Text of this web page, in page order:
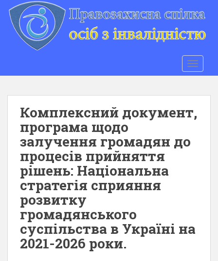
Комплексний документ,
програма щодо
залучення громадян до
процесів прийняття
рішень: Національна
стратегія сприяння
розвитку
громадянського
суспільства в Україні на
2021-2026 роки.